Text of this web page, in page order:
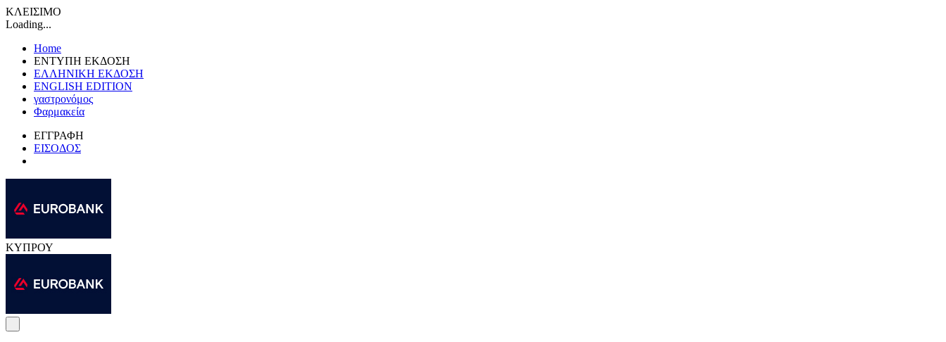
ΚΛΕΙΣΙΜΟ
Loading...
Home
ΕΝΤΥΠΗ ΕΚΔΟΣΗ
ΕΛΛΗΝΙΚΗ ΕΚΔΟΣΗ
ENGLISH EDITION
γαστρονόμος
Φαρμακεία
ΕΓΓΡΑΦΗ
ΕΙΣΟΔΟΣ
ΚΥΠΡΟΥ